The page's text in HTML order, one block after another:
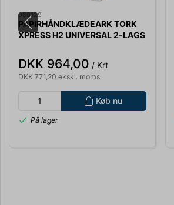
080129
PAPIRHÅNDKLÆDEARK TORK
XPRESS H2 UNIVERSAL 2-LAGS
DKK 964,00 / Krt
DKK 771,20 ekskl. moms
Køb nu
På lager